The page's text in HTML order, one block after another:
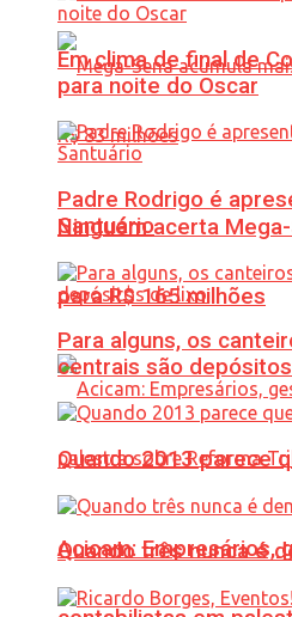
Ninguém acerta
para R$ 165 milhões
Acicam: Empresários,
Em clima de final de
para noite do Oscar
Padre Rodrigo é
Santuário
Para alguns, os
centrais são
Quando 2013 parece
Quando três nunca é